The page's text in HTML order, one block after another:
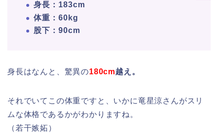
身長：183cm
体重：60kg
股下：90cm
身長はなんと、驚異の180cm越え。
それでいてこの体重ですと、いかに竜星涼さんがスリ
ムな体格であるかがわかりますね。
（若干嫉妬）